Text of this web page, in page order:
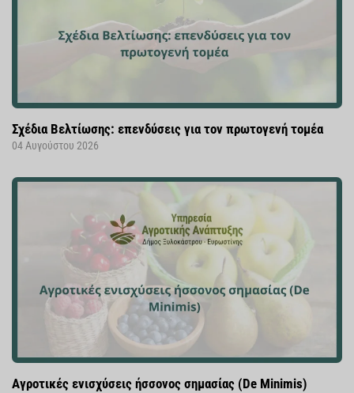
Σχέδια Βελτίωσης: επενδύσεις για τον πρωτογενή τομέα
04 Αυγούστου 2026
Αγροτικές ενισχύσεις ήσσονος σημασίας (De Minimis)